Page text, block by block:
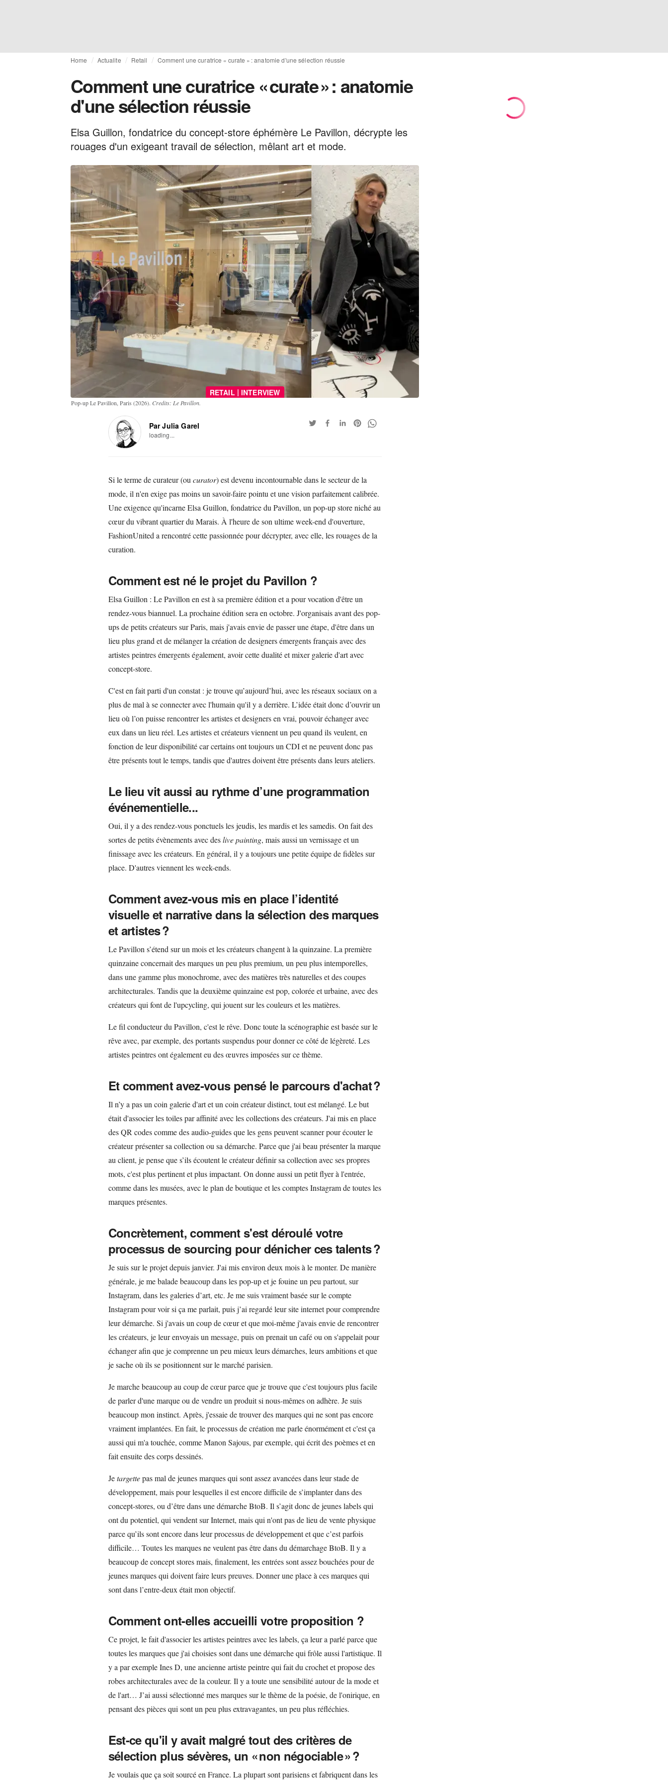
Home Actualite Retail Comment une curatrice « curate » : anatomie d'une sélection réussie
Comment une curatrice « curate » : anatomie
d'une sélection réussie
Elsa Guillon, fondatrice du concept-store éphémère Le Pavillon, décrypte les
rouages d'un exigeant travail de sélection, mêlant art et mode.
RETAIL | INTERVIEW
Pop-up Le Pavillon, Paris (2026). Credits: Le Pavillon.
Par Julia Garel
loading...
Si le terme de curateur (ou curator) est devenu incontournable dans le secteur de la
mode, il n'en exige pas moins un savoir-faire pointu et une vision parfaitement calibrée.
Une exigence qu'incarne Elsa Guillon, fondatrice du Pavillon, un pop-up store niché au
cœur du vibrant quartier du Marais. À l'heure de son ultime week-end d'ouverture,
FashionUnited a rencontré cette passionnée pour décrypter, avec elle, les rouages de la
curation.
Comment est né le projet du Pavillon ?
Elsa Guillon : Le Pavillon en est à sa première édition et a pour vocation d'être un
rendez-vous biannuel. La prochaine édition sera en octobre. J'organisais avant des pop-
ups de petits créateurs sur Paris, mais j'avais envie de passer une étape, d'être dans un
lieu plus grand et de mélanger la création de designers émergents français avec des
artistes peintres émergents également, avoir cette dualité et mixer galerie d'art avec
concept-store.
C'est en fait parti d'un constat : je trouve qu’aujourd’hui, avec les réseaux sociaux on a
plus de mal à se connecter avec l'humain qu'il y a derrière. L’idée était donc d’ouvrir un
lieu où l’on puisse rencontrer les artistes et designers en vrai, pouvoir échanger avec
eux dans un lieu réel. Les artistes et créateurs viennent un peu quand ils veulent, en
fonction de leur disponibilité car certains ont toujours un CDI et ne peuvent donc pas
être présents tout le temps, tandis que d'autres doivent être présents dans leurs ateliers.
Le lieu vit aussi au rythme d’une programmation
événementielle...
Oui, il y a des rendez-vous ponctuels les jeudis, les mardis et les samedis. On fait des
sortes de petits évènements avec deslive painting, mais aussi un vernissage et un
finissage avec les créateurs. En général, il y a toujours une petite équipe de fidèles sur
place. D'autres viennent les week-ends.
Comment avez-vous mis en place l’identité
visuelle et narrative dans la sélection des marques
et artistes ?
Le Pavillon s’étend sur un mois et les créateurs changent à la quinzaine. La première
quinzaine concernait des marques un peu plus premium, un peu plus intemporelles,
dans une gamme plus monochrome, avec des matières très naturelles et des coupes
architecturales. Tandis que la deuxième quinzaine est pop, colorée et urbaine, avec des
créateurs qui font de l'upcycling, qui jouent sur les couleurs et les matières.
Le fil conducteur du Pavillon, c'est le rêve. Donc toute la scénographie est basée sur le
rêve avec, par exemple, des portants suspendus pour donner ce côté de légèreté. Les
artistes peintres ont également eu des œuvres imposées sur ce thème.
Et comment avez-vous pensé le parcours d'achat ?
Il n’y a pas un coin galerie d'art et un coin créateur distinct, tout est mélangé. Le but
était d'associer les toiles par affinité avec les collections des créateurs. J'ai mis en place
des QR codes comme des audio-guides que les gens peuvent scanner pour écouter le
créateur présenter sa collection ou sa démarche. Parce que j'ai beau présenter la marque
au client, je pense que s’ils écoutent le créateur définir sa collection avec ses propres
mots, c'est plus pertinent et plus impactant. On donne aussi un petit flyer à l'entrée,
comme dans les musées, avec le plan de boutique et les comptes Instagram de toutes les
marques présentes.
Concrètement, comment s'est déroulé votre
processus de sourcing pour dénicher ces talents ?
Je suis sur le projet depuis janvier. J'ai mis environ deux mois à le monter. De manière
générale, je me balade beaucoup dans les pop-up et je fouine un peu partout, sur
Instagram, dans les galeries d’art, etc. Je me suis vraiment basée sur le compte
Instagram pour voir si ça me parlait, puis j’ai regardé leur site internet pour comprendre
leur démarche. Si j'avais un coup de cœur et que moi-même j'avais envie de rencontrer
les créateurs, je leur envoyais un message, puis on prenait un café ou on s'appelait pour
échanger afin que je comprenne un peu mieux leurs démarches, leurs ambitions et que
je sache où ils se positionnent sur le marché parisien.
Je marche beaucoup au coup de cœur parce que je trouve que c'est toujours plus facile
de parler d'une marque ou de vendre un produit si nous-mêmes on adhère. Je suis
beaucoup mon instinct. Après, j'essaie de trouver des marques qui ne sont pas encore
vraiment implantées. En fait, le processus de création me parle énormément et c'est ça
aussi qui m'a touchée, comme Manon Sajous, par exemple, qui écrit des poèmes et en
fait ensuite des corps dessinés.
Jetargettepas mal de jeunes marques qui sont assez avancées dans leur stade de
développement, mais pour lesquelles il est encore difficile de s’implanter dans des
concept-stores, ou d’être dans une démarche BtoB. Il s’agit donc de jeunes labels qui
ont du potentiel, qui vendent sur Internet, mais qui n'ont pas de lieu de vente physique
parce qu’ils sont encore dans leur processus de développement et que c’est parfois
difficile… Toutes les marques ne veulent pas être dans du démarchage BtoB. Il y a
beaucoup de concept stores mais, finalement, les entrées sont assez bouchées pour de
jeunes marques qui doivent faire leurs preuves. Donner une place à ces marques qui
sont dans l’entre-deux était mon objectif.
Comment ont-elles accueilli votre proposition ?
Ce projet, le fait d'associer les artistes peintres avec les labels, ça leur a parlé parce que
toutes les marques que j'ai choisies sont dans une démarche qui frôle aussi l'artistique. Il
y a par exemple Ines D, une ancienne artiste peintre qui fait du crochet et propose des
robes architecturales avec de la couleur. Il y a toute une sensibilité autour de la mode et
de l'art… J’ai aussi sélectionné mes marques sur le thème de la poésie, de l'onirique, en
pensant des pièces qui sont un peu plus extravagantes, un peu plus réfléchies.
Est-ce qu'il y avait malgré tout des critères de
sélection plus sévères, un « non négociable » ?
Je voulais que ça soit sourcé en France. La plupart sont parisiens et fabriquent dans les